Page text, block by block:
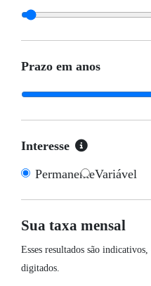
Prazo em anos
Interesse
PermanenteVariável
Sua taxa mensal
Esses resultados são
digitados.